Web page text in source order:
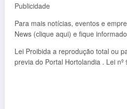
Publicidade
Para mais notícias, eventos e
News (clique aqui) e fique informado
Lei Proibida a reprodução total ou
previa do Portal Hortolandia . Lei nº